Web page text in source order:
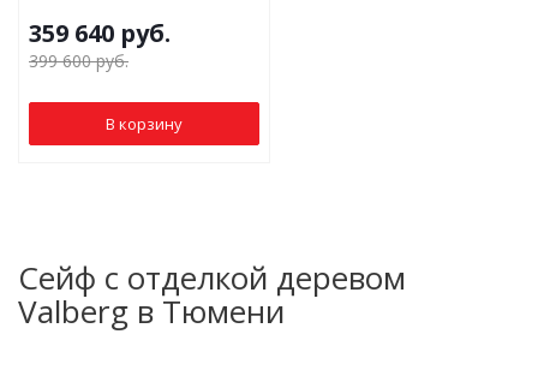
359 640 руб.
399 600руб.
В корзину
Сейф с отделкой деревом
Valberg в Тюмени